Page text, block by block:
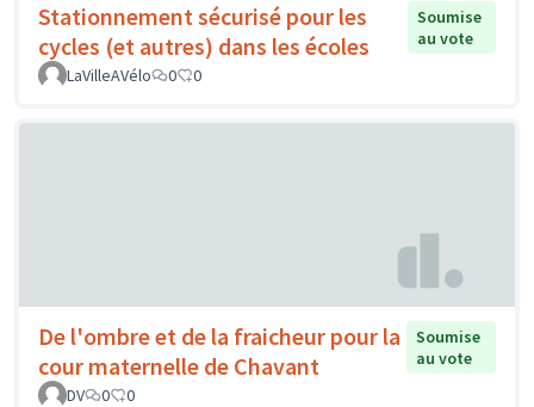
Stationnement sécurisé pour les
cycles (et autres) dans les écoles
Soumise
au vote
LaVilleAVélo
0 0
De l'ombre et de la fraicheur pour la
cour maternelle de Chavant
Soumise
au vote
DV
0 0